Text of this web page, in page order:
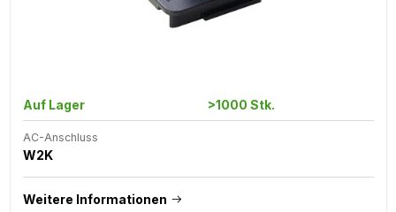
Auf Lager >1000 Stk.
AC-Anschluss
W2K
Weitere Informationen